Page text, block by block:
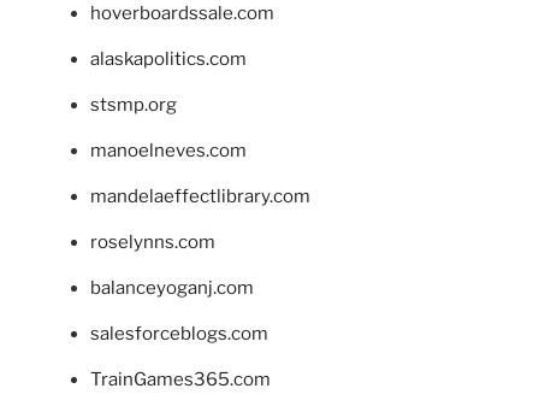
hoverboardssale.com
alaskapolitics.com
stsmp.org
manoelneves.com
mandelaeffectlibrary.com
roselynns.com
balanceyoganj.com
salesforceblogs.com
TrainGames365.com